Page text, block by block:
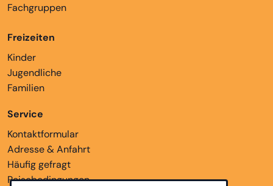
Fachgruppen
Freizeiten
Kinder
Jugendliche
Familien
Service
Kontaktformular
Adresse & Anfahrt
Häufig gefragt
Reisebedingungen